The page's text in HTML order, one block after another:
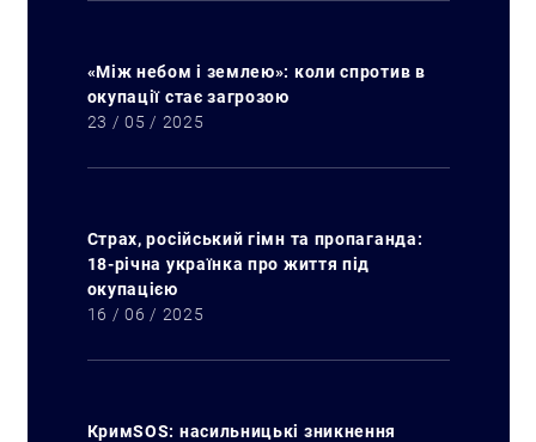
«Між небом і землею»: коли спротив в
окупації стає загрозою
23 / 05 / 2025
Страх, російський гімн та пропаганда:
18-річна українка про життя під
окупацією
16 / 06 / 2025
КримSOS: насильницькі зникнення